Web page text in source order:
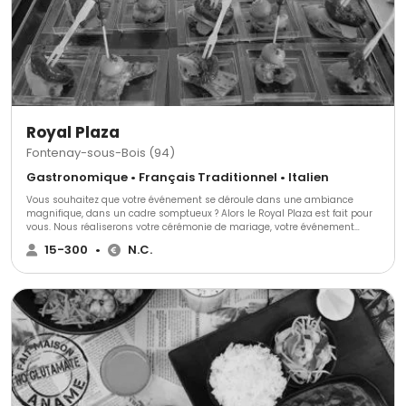
Royal Plaza
Fontenay-sous-Bois (94)
Gastronomique • Français Traditionnel • Italien
Vous souhaitez que votre événement se déroule dans une ambiance
magnifique, dans un cadre somptueux ? Alors le Royal Plaza est fait pour
vous. Nous réaliserons votre cérémonie de mariage, votre événement
d'entreprise, formidable et mémorable, dont tous vos convives se
souviendront pendant de nombreuses années.
15-300 • N.C.